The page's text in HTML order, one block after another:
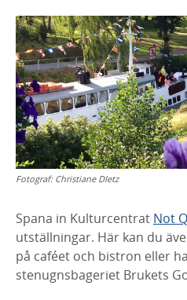
Fotograf: Christiane DIetz
Spana in Kulturcentrat Not
utställningar. Här kan du
på caféet och bistron eller
stenugnsbageriet Brukets